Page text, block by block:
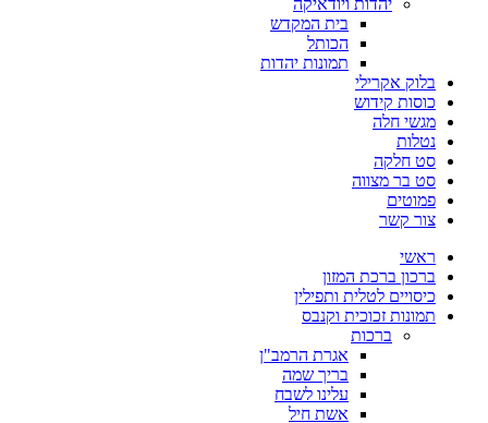
בית המקדש
הכותל
תמונות יהדות
בלוק אקרילי
כוסות קידוש
מגשי חלה
נטלות
סט חלקה
סט בר מצווה
פמוטים
צור קשר
ראשי
ברכון ברכת המזון
כיסויים לטלית ותפילין
תמונות זכוכית וקנבס
ברכות
אגרת הרמב"ן
בריך שמה
עלינו לשבח
אשת חיל